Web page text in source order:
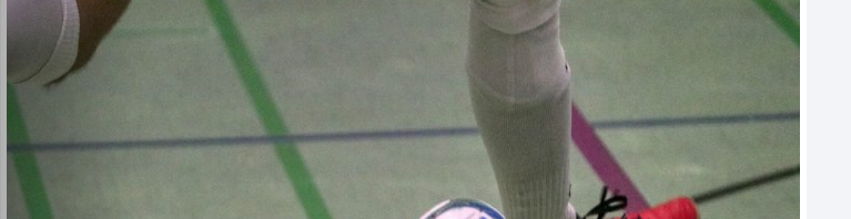
About
Me
About
Contact